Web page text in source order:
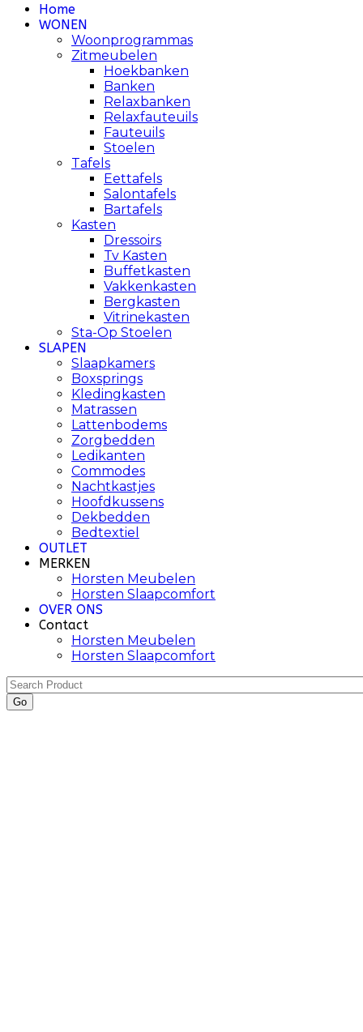
Home
WONEN
Woonprogrammas
Zitmeubelen
Hoekbanken
Banken
Relaxbanken
Relaxfauteuils
Fauteuils
Stoelen
Tafels
Eettafels
Salontafels
Bartafels
Kasten
Dressoirs
Tv Kasten
Buffetkasten
Vakkenkasten
Bergkasten
Vitrinekasten
Sta-Op Stoelen
SLAPEN
Slaapkamers
Boxsprings
Kledingkasten
Matrassen
Lattenbodems
Zorgbedden
Ledikanten
Commodes
Nachtkastjes
Hoofdkussens
Dekbedden
Bedtextiel
OUTLET
MERKEN
Horsten Meubelen
Horsten Slaapcomfort
OVER ONS
Contact
Horsten Meubelen
Horsten Slaapcomfort